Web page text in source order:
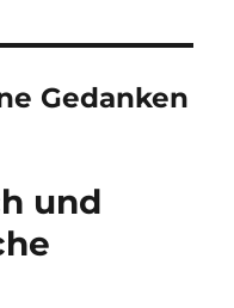
Gedanken
und